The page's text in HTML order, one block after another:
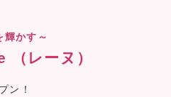
輝かす～
レーヌ）
ン！